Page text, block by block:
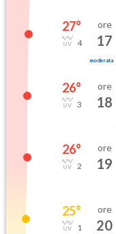
27°
4
ore
17
moderata
26°
3
ore
18
26°
2
ore
19
25°
1
ore
20